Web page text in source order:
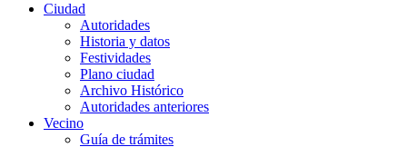
Ciudad
Autoridades
Historia y datos
Festividades
Plano ciudad
Archivo Histórico
Autoridades anteriores
Vecino
Guía de trámites